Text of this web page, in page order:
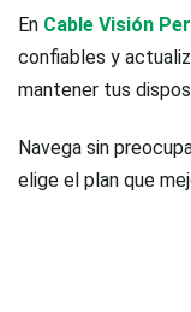
En Cable Visión
confiables y
mantener tus
Navega sin
elige el plan que